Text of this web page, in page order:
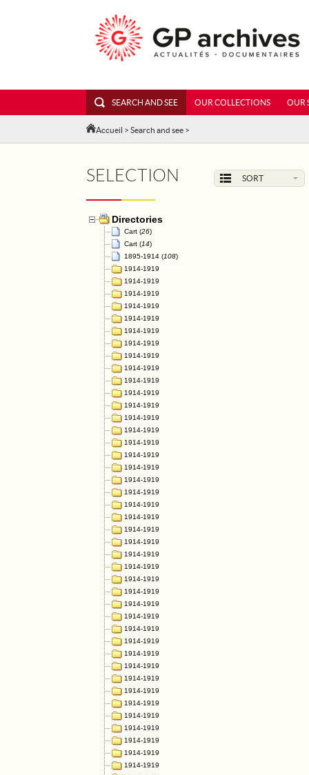
SEARCH AND SEE OUR COLLECTIONS OUR
Accueil > Search and see >
SELECTION SORT